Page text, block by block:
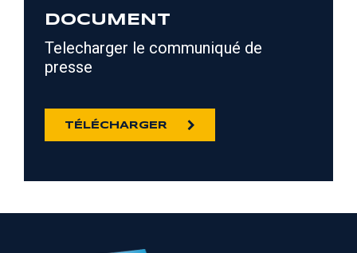
DOCUMENT
Telecharger le communiqué de
presse
TÉLÉCHARGER